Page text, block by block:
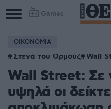
Games
ΟΙΚΟΝΟΜΙΑ
Στενά του Ορμούζ Wall
Wall Street: Σε
υψηλά οι